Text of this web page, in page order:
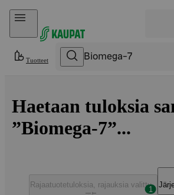
Hyppää sisältöön
Tuotteet
Haetaan tuloksia
”Biomega-7”...
Rajaatuotetuloksia, rajauksia valittu
1